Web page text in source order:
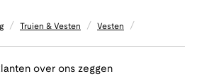
/ Truien & Vesten / Vesten /
over ons zeggen